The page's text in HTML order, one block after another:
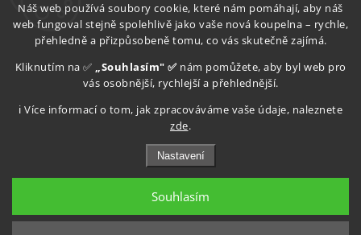
Náš web používá soubory cookie, které nám pomáhají, aby náš
web fungoval stejně spolehlivě jako vaše nová koupelna – rychle,
přehledně a přizpůsobeně tomu, co vás skutečně zajímá.
Kliknutím na ✅ „Souhlasím" ✅ nám pomůžete, aby byl web pro
vás osobnější, rychlejší a přehlednější.
ℹ️ Více informací o tom, jak zpracováváme vaše údaje, naleznete
zde.
Nastavení
Souhlasím
Upravit nastavení cookies